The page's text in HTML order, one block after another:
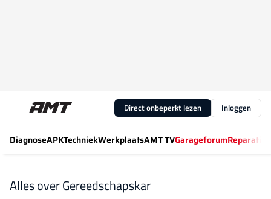
Direct onbeperkt lezen Inloggen
DiagnoseAPKTechniekWerkplaatsAMT TVGarageforum
Alles over Gereedschapskar